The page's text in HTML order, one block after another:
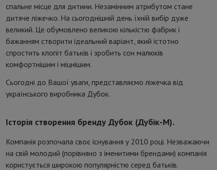
спальне місце для дитини. Незамінним атрибутом стане
дитяче ліжечко. На сьогоднішній день їхній вибір дуже
великий. Це обумовлено великою кількістю фабрик і
бажанням створити ідеальний варіант, який істотно
спростить клопіт батьків і зробить сон малюків
комфортнішим і міцнішим.
Сьогодні до Вашої уваги, представляємо ліжечка від
українського виробника Дубок.
Історія створення бренду Дубок (Дубік-М).
Компанія розпочала своє існування у 2010 році. Незважаючи
на свій молодий (порівняно з іменитими брендами) компанія
користується широкою популярністю серед батьків.